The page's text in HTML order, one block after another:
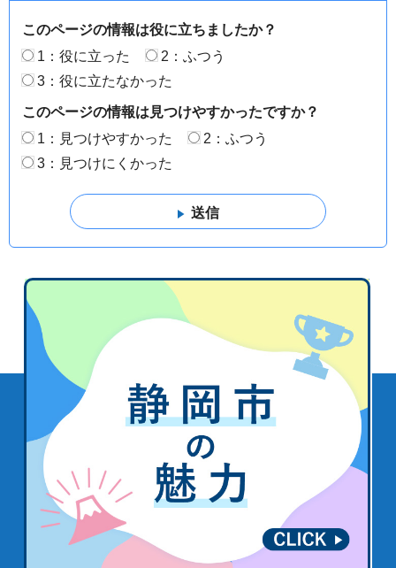
このページの情報は役に立ちましたか？
1：役に立った
2：ふつう
3：役に立たなかった
このページの情報は見つけやすかったですか？
1：見つけやすかった
2：ふつう
3：見つけにくかった